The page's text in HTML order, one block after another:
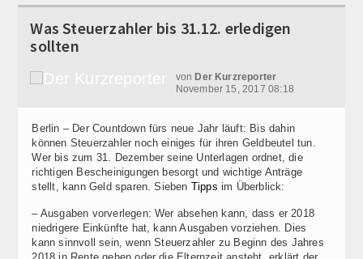
Was Steuerzahler bis 31.12. erledigen
sollten
von Der Kurzreporter
November 15, 2017 08:18
Berlin – Der Countdown fürs neue Jahr läuft: Bis dahin
können Steuerzahler noch einiges für ihren Geldbeutel tun.
Wer bis zum 31. Dezember seine Unterlagen ordnet, die
richtigen Bescheinigungen besorgt und wichtige Anträge
stellt, kann Geld sparen. Sieben Tipps im Überblick:
– Ausgaben vorverlegen: Wer absehen kann, dass er 2018
niedrigere Einkünfte hat, kann Ausgaben vorziehen. Dies
kann sinnvoll sein, wenn Steuerzahler zu Beginn des Jahres